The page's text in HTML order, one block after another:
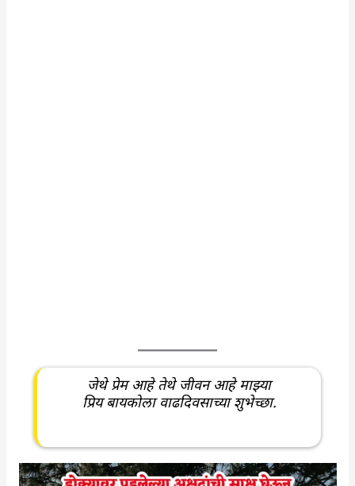
जेथे प्रेम आहे तेथे जीवन आहे माझ्या
प्रिय बायकोला वाढदिवसाच्या शुभेच्छा.